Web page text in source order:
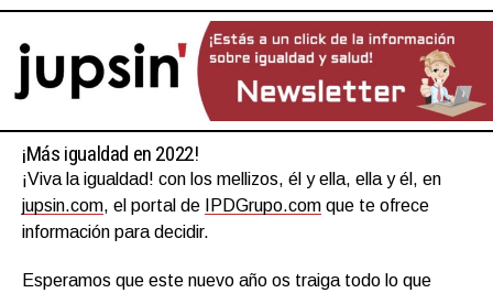
¡Más igualdad en 2022!
¡Viva la igualdad! con los mellizos, él y ella, ella y él, en
jupsin.com, el portal de IPDGrupo.com que te ofrece
información para decidir.
Esperamos que este nuevo año os traiga todo lo que